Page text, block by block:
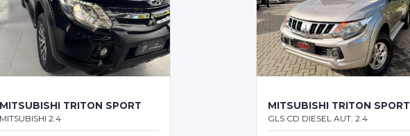
MITSUBISHI TRITON SPORT
MITSUBISHI 2.4
MITSUBISHI TRITON SPORT
GLS CD DIESEL AUT. 2.4